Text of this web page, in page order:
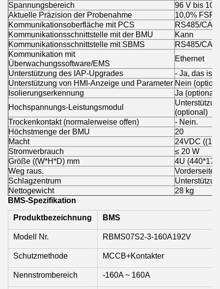
Spannungsbereich
96 V bis
Aktuelle Präzision der Probenahme
10,0% FSR
Kommunikationsoberfläche mit PCS
RS485/CAN
Kommunikationsschnittstelle mit der BMU
Kann
Kommunikationsschnittstelle mit SBMS
RS485/CAN
Kommunikation mit
Überwachungssoftware/EMS
Ethernet
Unterstützung des IAP-Upgrades
- Ja, das ist
Unterstützung von HMI-Anzeige und Parameter Nein
Isolierungserkennung
Ja (optional)
Hochspannungs-Leistungsmodul
(optional)
Trockenkontakt (normalerweise offen)
- Nein.
Höchstmenge der BMU
20
Macht
24VDC
Stromverbrauch
≤ 20 W
Größe ((W*H*D) mm
4U
Weg raus.
Vorderseite
Schlagzentrum
Nettogewicht
28 kg
BMS-Spezifikation
Produktbezeichnung BMS
Modell Nr. RBMS07S2-3-160A192V
Schutzmethode MCCB+Kontakter
Nennstrombereich -160A ~ 160A